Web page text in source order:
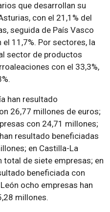
que desarrollan su
con el 21,1% del
seguida de País Vasco
11,7%. Por sectores, la
sector de productos
con el 33,3%,
han resultado
26,77 millones de euros;
con 24,71 millones;
resultado beneficiadas
en Castilla-La
total de siete empresas; en
beneficiada con
ocho empresas han
millones.